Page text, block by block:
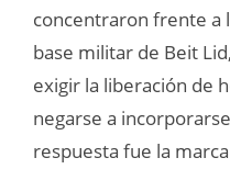
concentraron frente a
base militar de Beit
exigir la liberación de
negarse a
respuesta fue la